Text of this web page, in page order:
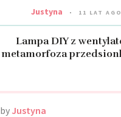
Justyna 11 LAT AGO
Lampa DIY z
metamorfoza
by Justyna